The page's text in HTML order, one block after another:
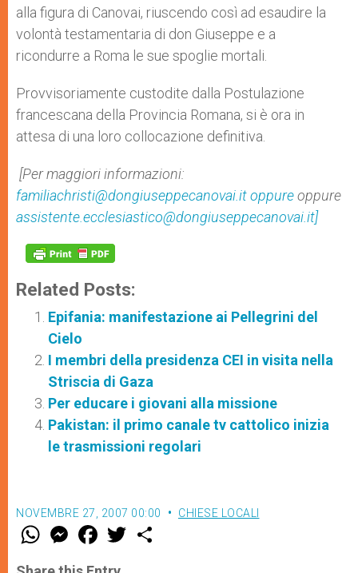
alla figura di Canovai, riuscendo così ad esaudire la
volontà testamentaria di don Giuseppe e a
ricondurre a Roma le sue spoglie mortali.
Provvisoriamente custodite dalla Postulazione
francescana della Provincia Romana, si è ora in
attesa di una loro collocazione definitiva.
[Per maggiori informazioni:
familiachristi@dongiuseppecanovai.it oppureoppure
assistente.ecclesiastico@dongiuseppecanovai.it]
Related Posts:
Epifania: manifestazione ai Pellegrini del
Cielo
I membri della presidenza CEI in visita nella
Striscia di Gaza
Per educare i giovani alla missione
Pakistan: il primo canale tv cattolico inizia
le trasmissioni regolari
NOVEMBRE 27, 2007 00:00 CHIESE LOCALI
W
t
M
e
s
F
a
e
w